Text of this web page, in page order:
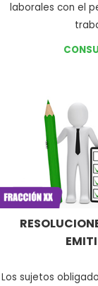
laborales con el
Los sujetos